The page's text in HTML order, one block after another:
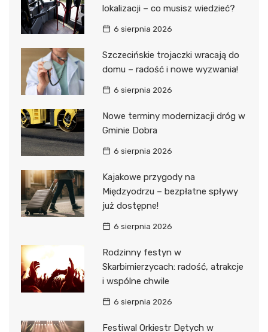
lokalizacji – co musisz wiedzieć?
6 sierpnia 2026
Szczecińskie trojaczki wracają do
domu – radość i nowe wyzwania!
6 sierpnia 2026
Nowe terminy modernizacji dróg w
Gminie Dobra
6 sierpnia 2026
Kajakowe przygody na
Międzyodrzu – bezpłatne spływy
już dostępne!
6 sierpnia 2026
Rodzinny festyn w
Skarbimierzycach: radość, atrakcje
i wspólne chwile
6 sierpnia 2026
Festiwal Orkiestr Dętych w